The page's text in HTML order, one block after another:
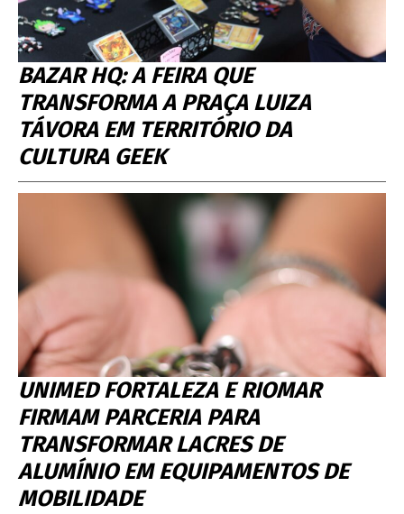
BAZAR HQ: A FEIRA QUE
TRANSFORMA A PRAÇA LUIZA
TÁVORA EM TERRITÓRIO DA
CULTURA GEEK
UNIMED FORTALEZA E RIOMAR
FIRMAM PARCERIA PARA
TRANSFORMAR LACRES DE
ALUMÍNIO EM EQUIPAMENTOS DE
MOBILIDADE